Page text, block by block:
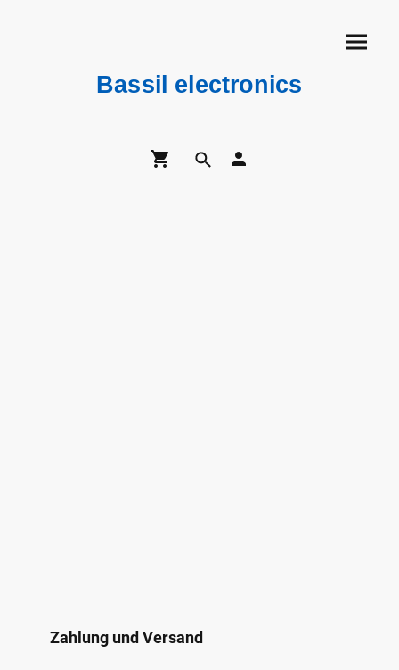
Bassil electronics
Zahlung und Versand